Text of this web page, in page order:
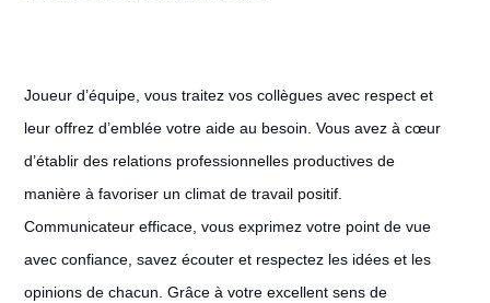
Joueur d’équipe, vous traitez vos collègues avec respect et
leur offrez d’emblée votre aide au besoin. Vous avez à cœur
d’établir des relations professionnelles productives de
manière à favoriser un climat de travail positif.
Communicateur efficace, vous exprimez votre point de vue
avec confiance, savez écouter et respectez les idées et les
opinions de chacun. Grâce à votre excellent sens de